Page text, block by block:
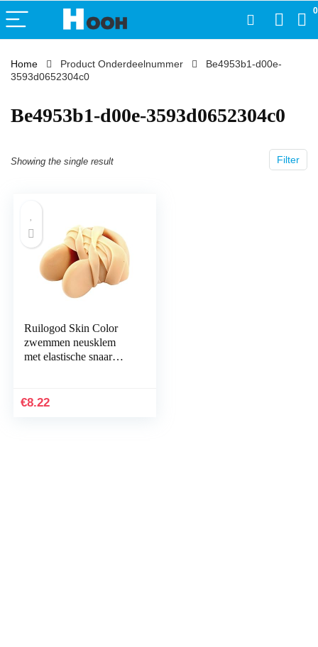
0
Home Product Onderdeelnummer
‎Be4953b1-d00e-
3593d0652304c0
‎Be4953b1-d00e-3593d0652304c0
Filter
Showing the single result
Ruilogod Skin Color
zwemmen neusklem
met elastische snaar
€8.22